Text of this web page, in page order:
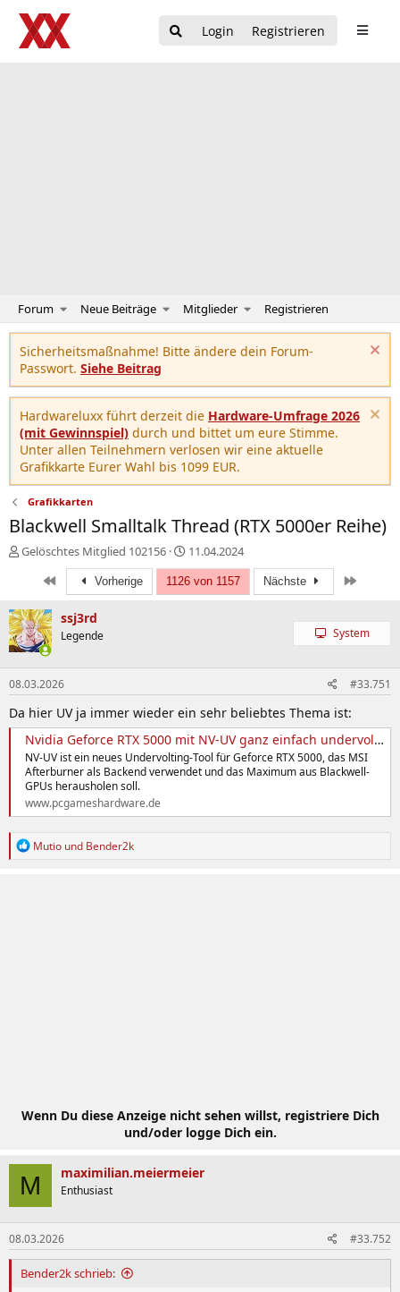
Login Registrieren
Forum Neue Beiträge Mitglieder Registrieren
Sicherheitsmaßnahme! Bitte ändere dein Forum-
Passwort. Siehe Beitrag
Hardwareluxx führt derzeit die Hardware-Umfrage 2026
(mit Gewinnspiel) durch und bittet um eure Stimme.
Unter allen Teilnehmern verlosen wir eine aktuelle
Grafikkarte Eurer Wahl bis 1099 EUR.
Grafikkarten
Blackwell Smalltalk Thread (RTX 5000er Reihe)
E
e
l
l
r
Gelöschtes Mitglied 102156
E
r
s
t
m
11.04.2024
Erste Vorherige 1126 von 1157 Nächste
ssj3rd
Legende System
08.03.2026 #33.751
Da hier UV ja immer wieder ein sehr beliebtes Thema ist:
Nvidia Geforce RTX 5000 mit NV-UV ganz einfach undervolten
NV-UV ist ein neues Undervolting-Tool für Geforce RTX 5000, das MSI
Afterburner als Backend verwendet und das Maximum aus Blackwell-
GPUs herausholen soll.
www.pcgameshardware.de
R
Mutio und Bender2k
Wenn Du diese Anzeige nicht sehen willst, registriere Dich
und/oder logge Dich ein.
M maximilian.meiermeier
Enthusiast
08.03.2026 #33.752
Bender2k schrieb: